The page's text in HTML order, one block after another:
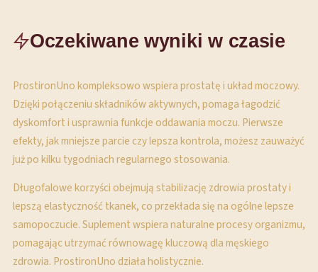
Oczekiwane wyniki w czasie
ProstironUno kompleksowo wspiera prostatę i układ moczowy.
Dzięki połączeniu składników aktywnych, pomaga łagodzić
dyskomfort i usprawnia funkcje oddawania moczu. Pierwsze
efekty, jak mniejsze parcie czy lepsza kontrola, możesz zauważyć
już po kilku tygodniach regularnego stosowania.
Długofalowe korzyści obejmują stabilizację zdrowia prostaty i
lepszą elastyczność tkanek, co przekłada się na ogólne lepsze
samopoczucie. Suplement wspiera naturalne procesy organizmu,
pomagając utrzymać równowagę kluczową dla męskiego
zdrowia. ProstironUno działa holistycznie.